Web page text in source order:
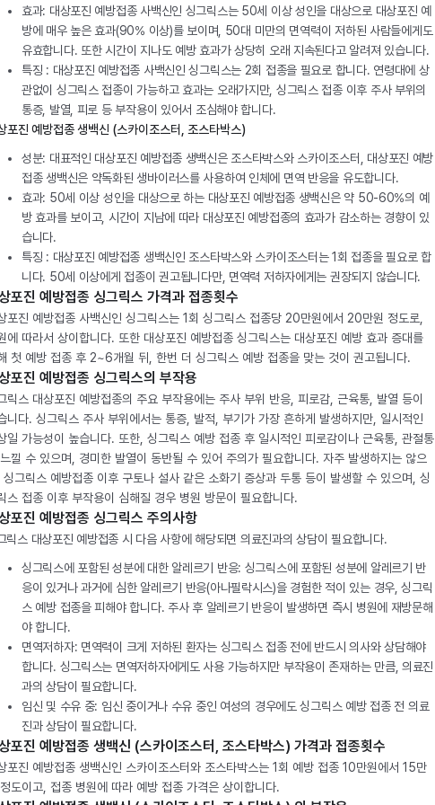
효과: 대상포진 예방접종 사백신인 싱그릭스는 50세 이상 성인을 대상으로 대상포진 예
방에 매우 높은 효과(90% 이상)를 보이며, 50대 미만의 면역력이 저하된 사람들에게도
유효합니다. 또한 시간이 지나도 예방 효과가 상당히 오래 지속된다고 알려져 있습니다.
특징 : 대상포진 예방접종 사백신인 싱그릭스는 2회 접종을 필요로 합니다. 연령대에 상
관없이 싱그릭스 접종이 가능하고 효과는 오래가지만, 싱그릭스 접종 이후 주사 부위의
통증, 발열, 피로 등 부작용이 있어서 조심해야 합니다.
포진 예방접종 생백신 (스카이조스터, 조스타박스)
성분: 대표적인 대상포진 예방접종 생백신은 조스타박스와 스카이조스터, 대상포진 예방
접종 생백신은 약독화된 생바이러스를 사용하여 인체에 면역 반응을 유도합니다.
효과: 50세 이상 성인을 대상으로 하는 대상포진 예방접종 생백신은 약 50-60%의 예
방 효과를 보이고, 시간이 지남에 따라 대상포진 예방접종의 효과가 감소하는 경향이 있
습니다.
특징 : 대상포진 예방접종 생백신인 조스타박스와 스카이조스터는 1회 접종을 필요로 합
니다. 50세 이상에게 접종이 권고됩니다만, 면역력 저하자에게는 권장되지 않습니다.
포진 예방접종 싱그릭스 가격과 접종횟수
포진 예방접종 사백신인 싱그릭스는 1회 싱그릭스 접종당 20만원에서 20만원 정도로,
에 따라서 상이합니다. 또한 대상포진 예방접종 싱그릭스는 대상포진 예방 효과 증대를
첫 예방 접종 후 2~6개월 뒤, 한번 더 싱그릭스 예방 접종을 맞는 것이 권고됩니다.
포진 예방접종 싱그릭스의 부작용
릭스 대상포진 예방접종의 주요 부작용에는 주사 부위 반응, 피로감, 근육통, 발열 등이
니다. 싱그릭스 주사 부위에서는 통증, 발적, 부기가 가장 흔하게 발생하지만, 일시적인
일 가능성이 높습니다. 또한, 싱그릭스 예방 접종 후 일시적인 피로감이나 근육통, 관절통
낄 수 있으며, 경미한 발열이 동반될 수 있어 주의가 필요합니다. 자주 발생하지는 않으
싱그릭스 예방접종 이후 구토나 설사 같은 소화기 증상과 두통 등이 발생할 수 있으며, 싱
스 접종 이후 부작용이 심해질 경우 병원 방문이 필요합니다.
포진 예방접종 싱그릭스 주의사항
릭스 대상포진 예방접종 시 다음 사항에 해당되면 의료진과의 상담이 필요합니다.
싱그릭스에 포함된 성분에 대한 알레르기 반응: 싱그릭스에 포함된 성분에 알레르기 반
응이 있거나 과거에 심한 알레르기 반응(아나필락시스)을 경험한 적이 있는 경우, 싱그릭
스 예방 접종을 피해야 합니다. 주사 후 알레르기 반응이 발생하면 즉시 병원에 재방문해
야 합니다.
면역저하자: 면역력이 크게 저하된 환자는 싱그릭스 접종 전에 반드시 의사와 상담해야
합니다. 싱그릭스는 면역저하자에게도 사용 가능하지만 부작용이 존재하는 만큼, 의료진
과의 상담이 필요합니다.
임신 및 수유 중: 임신 중이거나 수유 중인 여성의 경우에도 싱그릭스 예방 접종 전 의료
진과 상담이 필요합니다.
포진 예방접종 생백신 (스카이조스터, 조스타박스) 가격과 접종횟수
포진 예방접종 생백신인 스카이조스터와 조스타박스는 1회 예방 접종 10만원에서 15만
도이고, 접종 병원에 따라 예방 접종 가격은 상이합니다.